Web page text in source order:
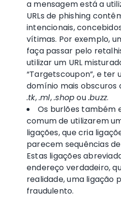
a mensagem está a
URLs de phishing
intencionais,
vítimas. Por exemplo,
faça passar pelo
utilizar um URL
“Targetscoupon”, e ter
domínio mais obscuros
.tk,.ml,.shopou.buzz.
Os burlões também
comum de utilizarem
ligações, que cria
parecem sequências
Estas ligações
endereço verdadeiro,
realidade, uma ligação
fraudulento.